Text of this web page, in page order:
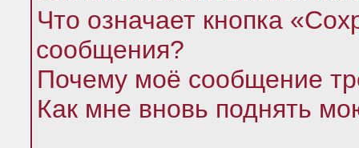
Что означает кнопка
сообщения?
Почему моё сообщение
Как мне вновь поднять